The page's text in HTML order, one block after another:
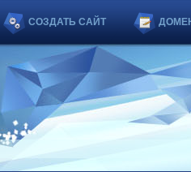
СОЗДАТЬ САЙТ